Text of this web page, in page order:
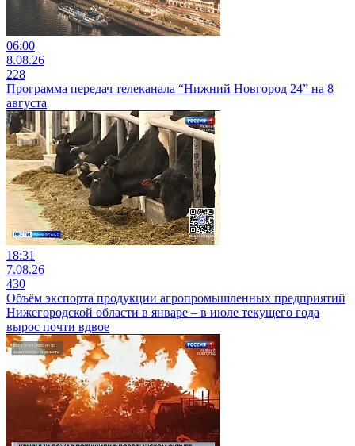
06:00
8.08.26
228
Программа передач телеканала “Нижний Новгород 24” на 8
августа
18:31
7.08.26
430
Объём экспорта продукции агропромышленных предприятий
Нижегородской области в январе – в июле текущего года
вырос почти вдвое